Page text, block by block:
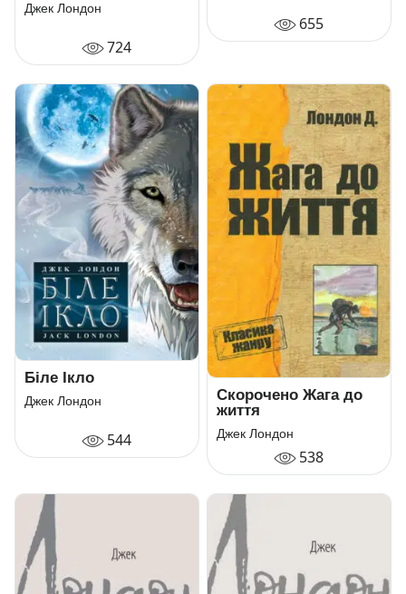
Джек Лондон
724
655
Біле Ікло
Джек Лондон
544
Скорочено Жага до
життя
Джек Лондон
538